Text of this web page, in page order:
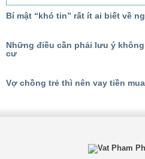
Bí mật “khó tin” rất ít ai biết về
Những điều cần phải lưu ý
cư
Vợ chồng trẻ thì nên vay tiền